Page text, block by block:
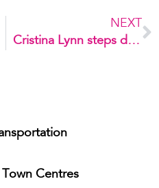
NEXT
Cristina Lynn steps down from Parking Australia’s Board
Centres